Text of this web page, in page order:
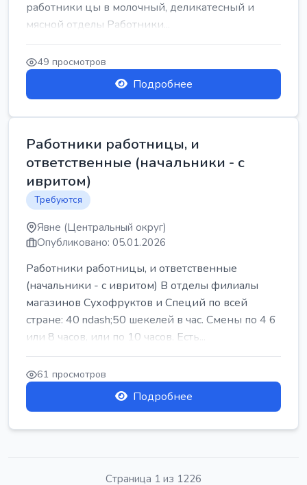
работники цы в молочный, деликатесный и
мясной отделы Работники...
49 просмотров
Подробнее
Работники работницы, и
ответственные (начальники - с
ивритом)
Требуются
Явне (Центральный округ)
Опубликовано: 05.01.2026
Работники работницы, и ответственные
(начальники - с ивритом) В отделы филиалы
магазинов Сухофруктов и Специй по всей
стране: 40 ndash;50 шекелей в час. Смены по 4 6
или 8 часов, или по 10 часов. Есть...
61 просмотров
Подробнее
Страница 1 из 1226